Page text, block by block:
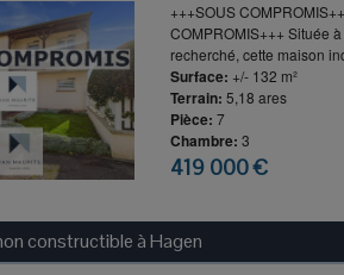
+++SOUS
COMPROMIS+++ Située
recherché, cette maison
Surface: +/- 132 m²
Terrain: 5,18 ares
Pièce: 7
Chambre: 3
419 000 €
constructible àHagen